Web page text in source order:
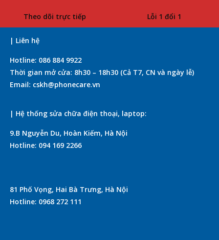
Theo dõi trực tiếp Lỗi 1 đổi 1
| Liên hệ
Hotline: 086 884 9922
Thời gian mở cửa: 8h30 – 18h30 (Cả T7, CN và ngày lễ)
Email: cskh@phonecare.vn
| Hệ thống sửa chữa điện thoại, laptop:
9.B Nguyễn Du, Hoàn Kiếm, Hà Nội
Hotline: 094 169 2266
81 Phố Vọng, Hai Bà Trưng, Hà Nội
Hotline: 0968 272 111